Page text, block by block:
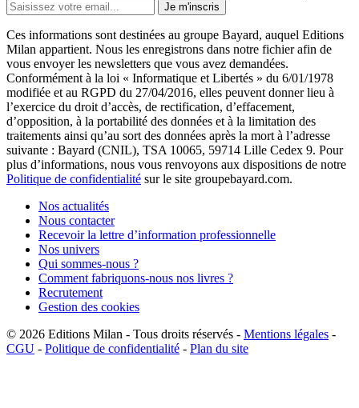
Je m'inscris
Ces informations sont destinées au groupe Bayard, auquel Editions
Milan appartient. Nous les enregistrons dans notre fichier afin de
vous envoyer les newsletters que vous avez demandées.
Conformément à la loi « Informatique et Libertés » du 6/01/1978
modifiée et au RGPD du 27/04/2016, elles peuvent donner lieu à
l’exercice du droit d’accès, de rectification, d’effacement,
d’opposition, à la portabilité des données et à la limitation des
traitements ainsi qu’au sort des données après la mort à l’adresse
suivante : Bayard (CNIL), TSA 10065, 59714 Lille Cedex 9. Pour
plus d’informations, nous vous renvoyons aux dispositions de notre
Politique de confidentialité sur le site groupebayard.com.
Nos actualités
Nous contacter
Recevoir la lettre d’information professionnelle
Nos univers
Qui sommes-nous ?
Comment fabriquons-nous nos livres ?
Recrutement
Gestion des cookies
© 2026 Editions Milan - Tous droits réservés - Mentions légales -
CGU - Politique de confidentialité - Plan du site